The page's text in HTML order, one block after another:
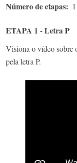
Número de etapas 1
ETAPA 1 - Letra P
Visiona o vídeo sobre
pela letra P.